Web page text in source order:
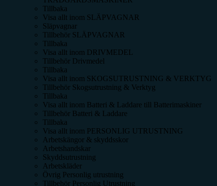
Tillbaka
Visa allt inom SLÄPVAGNAR
Släpvagnar
Tillbehör SLÄPVAGNAR
Tillbaka
Visa allt inom DRIVMEDEL
Tillbehör Drivmedel
Tillbaka
Visa allt inom SKOGSUTRUSTNING & VERKTYG
Tillbehör Skogsutrustning & Verktyg
Tillbaka
Visa allt inom Batteri & Laddare till Batterimaskiner
Tillbehör Batteri & Laddare
Tillbaka
Visa allt inom PERSONLIG UTRUSTNING
Arbetskängor & skyddsskor
Arbetshandskar
Skyddsutrustning
Arbetskläder
Övrig Personlig utrustning
Tillbehör Personlig Utrustning